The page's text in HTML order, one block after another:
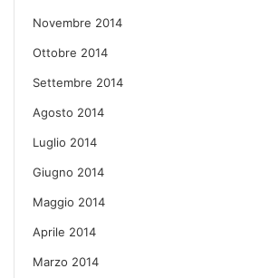
Novembre 2014
Ottobre 2014
Settembre 2014
Agosto 2014
Luglio 2014
Giugno 2014
Maggio 2014
Aprile 2014
Marzo 2014